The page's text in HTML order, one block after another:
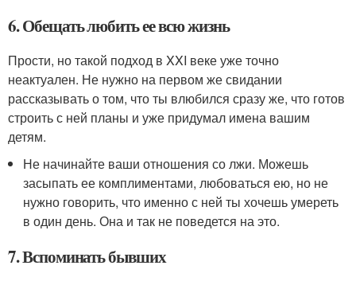
6. Обещать любить ее всю жизнь
Прости, но такой подход в XXI веке уже точно
неактуален. Не нужно на первом же свидании
рассказывать о том, что ты влюбился сразу же, что готов
строить с ней планы и уже придумал имена вашим
детям.
Не начинайте ваши отношения со лжи. Можешь
засыпать ее комплиментами, любоваться ею, но не
нужно говорить, что именно с ней ты хочешь умереть
в один день. Она и так не поведется на это.
7. Вспоминать бывших